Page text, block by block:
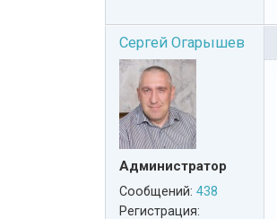
Сергей Огарышев
Администратор
Сообщений: 438
Регистрация: